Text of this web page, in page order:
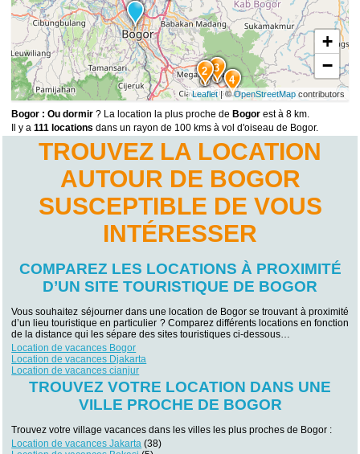
4
3
2
+
−
Leaflet| ©OpenStreetMapcontributors
Bogor : Ou dormir ? La location la plus proche de Bogor est à 8 km.
Il y a111 locations dans un rayon de 100 kms à vol d'oiseau de Bogor.
TROUVEZ LA LOCATION
AUTOUR DE BOGOR
SUSCEPTIBLE DE VOUS
INTÉRESSER
COMPAREZ LES LOCATIONS À PROXIMITÉ
D’UN SITE TOURISTIQUE DE BOGOR
Vous souhaitez séjourner dans une location de Bogor se trouvant à proximité
d’un lieu touristique en particulier ? Comparez différents locations en fonction
de la distance qui les sépare des sites touristiques ci-dessous…
Location de vacances Bogor
Location de vacances Djakarta
Location de vacances cianjur
TROUVEZ VOTRE LOCATION DANS UNE
VILLE PROCHE DE BOGOR
Trouvez votre village vacances dans les villes les plus proches de Bogor :
Location de vacances Jakarta (38)